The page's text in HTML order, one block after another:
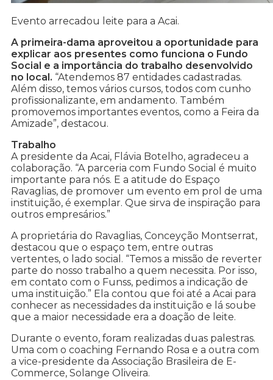
Evento arrecadou leite para a Acai.
A primeira-dama aproveitou a oportunidade para
explicar aos presentes como funciona o Fundo
Social e a importância do trabalho desenvolvido
no local. “Atendemos 87 entidades cadastradas.
Além disso, temos vários cursos, todos com cunho
profissionalizante, em andamento. Também
promovemos importantes eventos, como a Feira da
Amizade”, destacou.
Trabalho
A presidente da Acai, Flávia Botelho, agradeceu a
colaboração. “A parceria com Fundo Social é muito
importante para nós. E a atitude do Espaço
Ravaglias, de promover um evento em prol de uma
instituição, é exemplar. Que sirva de inspiração para
outros empresários.”
A proprietária do Ravaglias, Conceyção Montserrat,
destacou que o espaço tem, entre outras
vertentes, o lado social. “Temos a missão de reverter
parte do nosso trabalho a quem necessita. Por isso,
em contato com o Funss, pedimos a indicação de
uma instituição.” Ela contou que foi até a Acai para
conhecer as necessidades da instituição e lá soube
que a maior necessidade era a doação de leite.
Durante o evento, foram realizadas duas palestras.
Uma com o coaching Fernando Rosa e a outra com
a vice-presidente da Associação Brasileira de E-
Commerce, Solange Oliveira.